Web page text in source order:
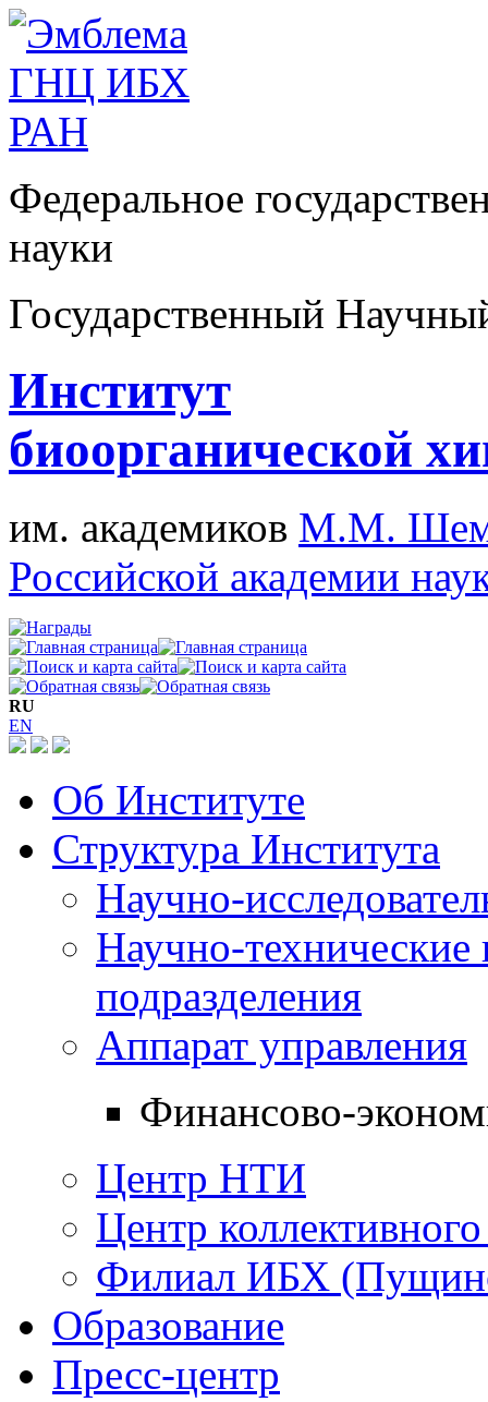
Федеральное
науки
Государственный
Институт
биоорганической
им. академиков М.М.
Российской академии
RU
EN
Об Институте
Структура Института
Научно-
Научно-технические
подразделения
Аппарат управления
Финансово-
Центр НТИ
Центр
Филиал ИБХ
Образование
Пресс-центр